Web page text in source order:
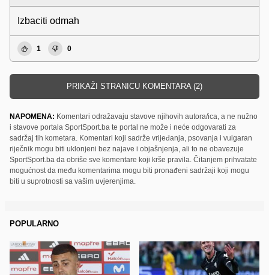
Izbaciti odmah
1 0
PRIKAŽI STRANICU KOMENTARA (2)
NAPOMENA: Komentari odražavaju stavove njihovih autora/ica, a ne nužno
i stavove portala SportSport.ba te portal ne može i neće odgovarati za
sadržaj tih kometara. Komentari koji sadrže vrijeđanja, psovanja i vulgaran
riječnik mogu biti uklonjeni bez najave i objašnjenja, ali to ne obavezuje
SportSport.ba da obriše sve komentare koji krše pravila. Čitanjem prihvatate
mogućnost da među komentarima mogu biti pronađeni sadržaji koji mogu
biti u suprotnosti sa vašim uvjerenjima.
POPULARNO